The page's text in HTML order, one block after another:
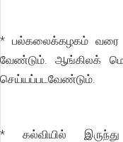
* பல்கலைக்கழகம் வரை
வேண்டும். ஆங்கிலக்
செய்யப்படவேண்டும்.
* கல்வியில்